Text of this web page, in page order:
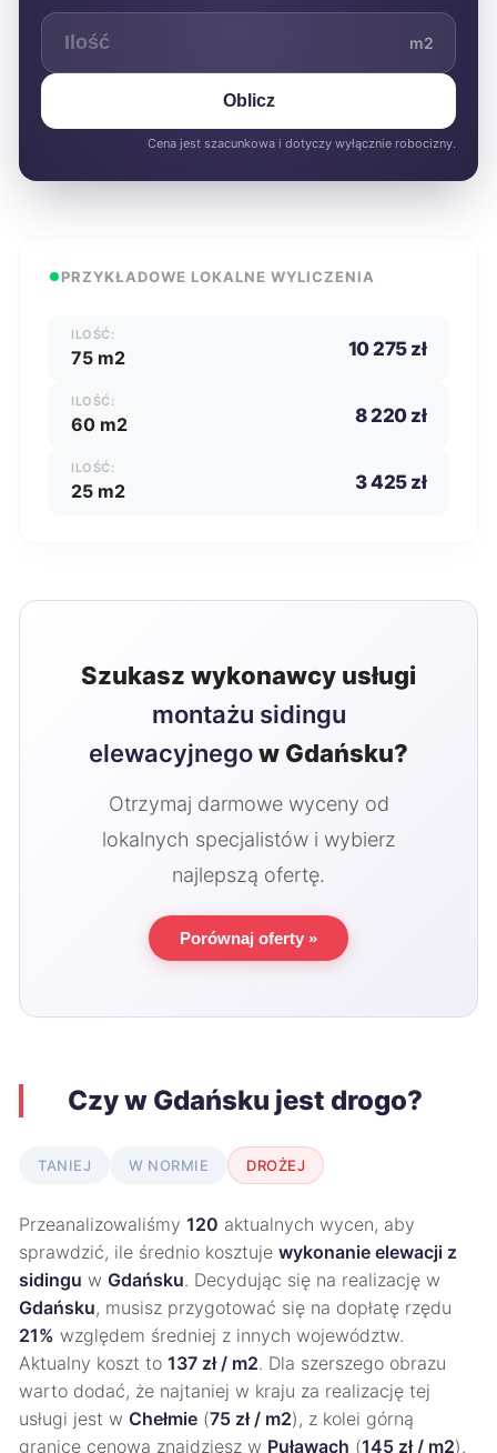
m2
Oblicz
Cena jest szacunkowa i dotyczy wyłącznie robocizny.
PRZYKŁADOWE LOKALNE WYLICZENIA
ILOŚĆ:
75 m2 10 275 zł
ILOŚĆ:
60 m2 8 220 zł
ILOŚĆ:
25 m2 3 425 zł
Szukasz wykonawcy usługi
montażu sidingu
elewacyjnegow Gdańsku?
Otrzymaj darmowe wyceny od
lokalnych specjalistów i wybierz
najlepszą ofertę.
Porównaj oferty »
Czy w Gdańsku jest drogo?
TANIEJ W NORMIE DROŻEJ
Przeanalizowaliśmy 120 aktualnych wycen, aby
sprawdzić, ile średnio kosztuje wykonanie elewacji z
sidingu w Gdańsku. Decydując się na realizację w
Gdańsku, musisz przygotować się na dopłatę rzędu
21% względem średniej z innych województw.
Aktualny koszt to 137 zł / m2. Dla szerszego obrazu
warto dodać, że najtaniej w kraju za realizację tej
usługi jest w Chełmie (75 zł / m2), z kolei górną
granicę cenową znajdziesz w Puławach (145 zł / m2).